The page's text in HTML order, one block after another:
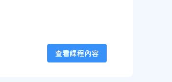
查看課程內容